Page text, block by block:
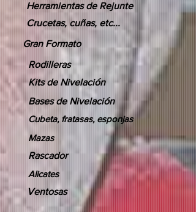
Herramientas de Rejunte
Crucetas, cuñas, etc...
Gran Formato
Rodilleras
Kits de Nivelación
Bases de Nivelación
Cubeta, fratasas, esponjas
Mazas
Rascador
Alicates
Ventosas